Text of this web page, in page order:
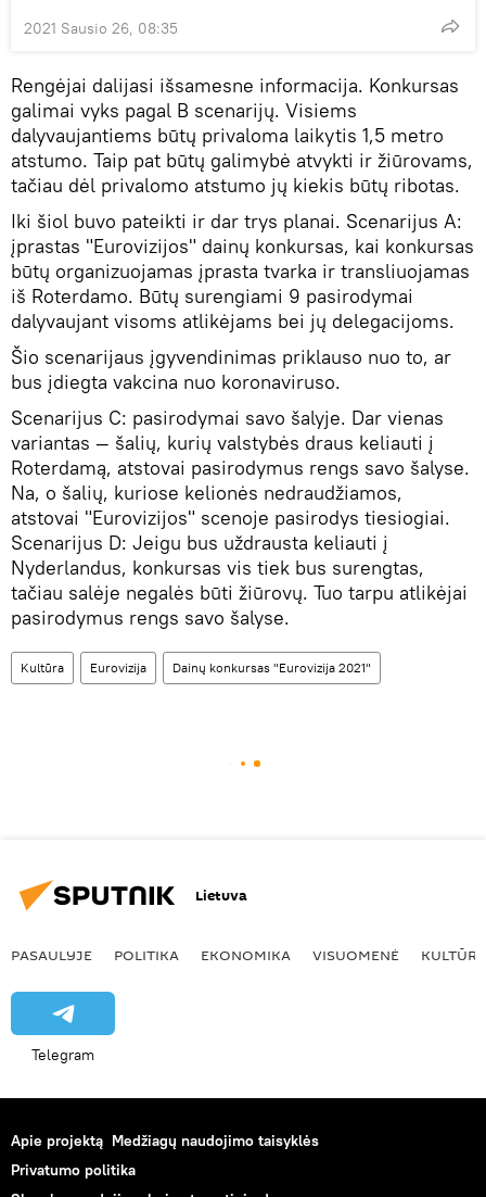
2021 Sausio 26, 08:35
Rengėjai dalijasi išsamesne informacija. Konkursas
galimai vyks pagal B scenarijų. Visiems
dalyvaujantiems būtų privaloma laikytis 1,5 metro
atstumo. Taip pat būtų galimybė atvykti ir žiūrovams,
tačiau dėl privalomo atstumo jų kiekis būtų ribotas.
Iki šiol buvo pateikti ir dar trys planai. Scenarijus A:
įprastas "Eurovizijos" dainų konkursas, kai konkursas
būtų organizuojamas įprasta tvarka ir transliuojamas
iš Roterdamo. Būtų surengiami 9 pasirodymai
dalyvaujant visoms atlikėjams bei jų delegacijoms.
Šio scenarijaus įgyvendinimas priklauso nuo to, ar
bus įdiegta vakcina nuo koronaviruso.
Scenarijus C: pasirodymai savo šalyje. Dar vienas
variantas — šalių, kurių valstybės draus keliauti į
Roterdamą, atstovai pasirodymus rengs savo šalyse.
Na, o šalių, kuriose kelionės nedraudžiamos,
atstovai "Eurovizijos" scenoje pasirodys tiesiogiai.
Scenarijus D: Jeigu bus uždrausta keliauti į
Nyderlandus, konkursas vis tiek bus surengtas,
tačiau salėje negalės būti žiūrovų. Tuo tarpu atlikėjai
pasirodymus rengs savo šalyse.
Kultūra Eurovizija Dainų konkursas "Eurovizija 2021"
Lietuva
PASAULYJE POLITIKA EKONOMIKA VISUOMENĖ KULTŪRA
Telegram
Apie projektą Medžiagų naudojimo taisyklės
Privatumo politika